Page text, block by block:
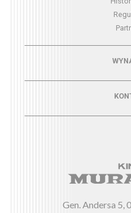
Menu - wynajem
Gen. Andersa 5,